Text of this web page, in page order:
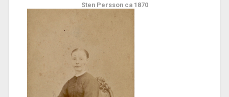
Sten Persson ca 1870